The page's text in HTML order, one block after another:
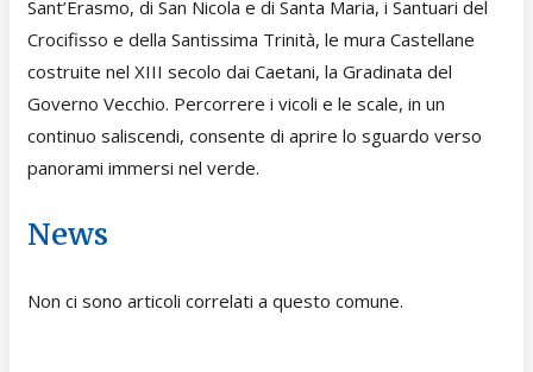
Sant’Erasmo, di San Nicola e di Santa Maria, i Santuari del
Crocifisso e della Santissima Trinità, le mura Castellane
costruite nel XIII secolo dai Caetani, la Gradinata del
Governo Vecchio. Percorrere i vicoli e le scale, in un
continuo saliscendi, consente di aprire lo sguardo verso
panorami immersi nel verde.
News
Non ci sono articoli correlati a questo comune.